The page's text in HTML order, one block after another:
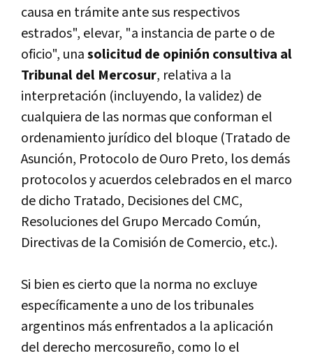
causa en trámite ante sus respectivos
estrados", elevar, "a instancia de parte o de
oficio", unasolicitud de opinión consultiva al
Tribunal del Mercosur, relativa a la
interpretación (incluyendo, la validez) de
cualquiera de las normas que conforman el
ordenamiento jurí­dico del bloque (Tratado de
Asunción, Protocolo de Ouro Preto, los demás
protocolos y acuerdos celebrados en el marco
de dicho Tratado, Decisiones del CMC,
Resoluciones del Grupo Mercado Común,
Directivas de la Comisión de Comercio, etc.).
Si bien es cierto que la norma no excluye
especí­ficamente a uno de los tribunales
argentinos más enfrentados a la aplicación
del derecho mercosureño, como lo el